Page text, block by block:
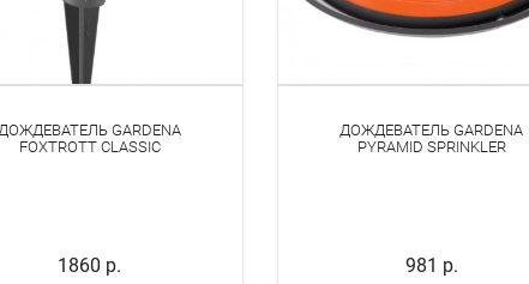
ДОЖДЕВАТЕЛЬ GARDENA
FOXTROTT CLASSIC
1860 р.
ДОЖДЕВАТЕЛЬ GARDENA
PYRAMID SPRINKLER
981 р.